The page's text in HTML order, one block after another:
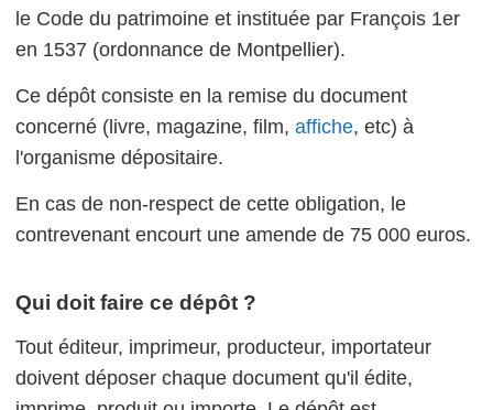
le Code du patrimoine et instituée par François 1er
en 1537 (ordonnance de Montpellier).
Ce dépôt consiste en la remise du document
concerné (livre, magazine, film, affiche, etc) à
l'organisme dépositaire.
En cas de non-respect de cette obligation, le
contrevenant encourt une amende de 75 000 euros.
Qui doit faire ce dépôt ?
Tout éditeur, imprimeur, producteur, importateur
doivent déposer chaque document qu'il édite,